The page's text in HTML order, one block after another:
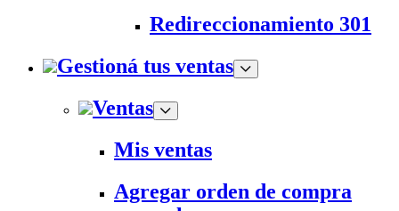
Redireccionamiento 301
Gestioná tus ventas
Ventas
Mis ventas
Agregar orden de compra